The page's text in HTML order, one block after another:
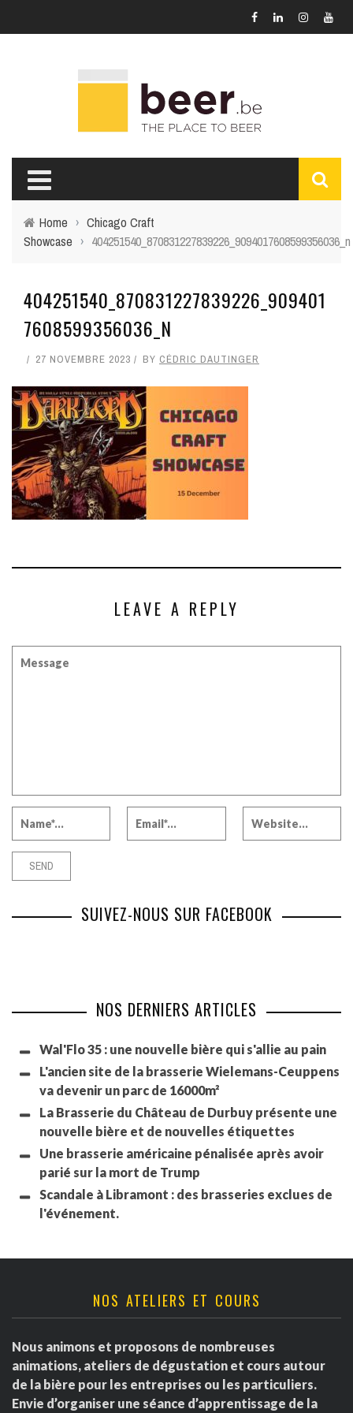
Home › Chicago Craft
Showcase › 404251540_870831227839226_9094017608599356036_n
404251540_870831227839226_909401
7608599356036_N
27 NOVEMBRE 2023 BY CÉDRIC DAUTINGER
LEAVE A REPLY
SUIVEZ-NOUS SUR FACEBOOK
NOS DERNIERS ARTICLES
Wal'Flo 35 : une nouvelle bière qui s'allie au pain
L'ancien site de la brasserie Wielemans-Ceuppens
va devenir un parc de 16000m²
La Brasserie du Château de Durbuy présente une
nouvelle bière et de nouvelles étiquettes
Une brasserie américaine pénalisée après avoir
parié sur la mort de Trump
Scandale à Libramont : des brasseries exclues de
l'événement.
NOS ATELIERS ET COURS
Nous animons et proposons de nombreuses
animations, ateliers de dégustation et cours autour
de la bière pour les entreprises ou les particuliers.
Envie d’organiser une séance d’apprentissage de la